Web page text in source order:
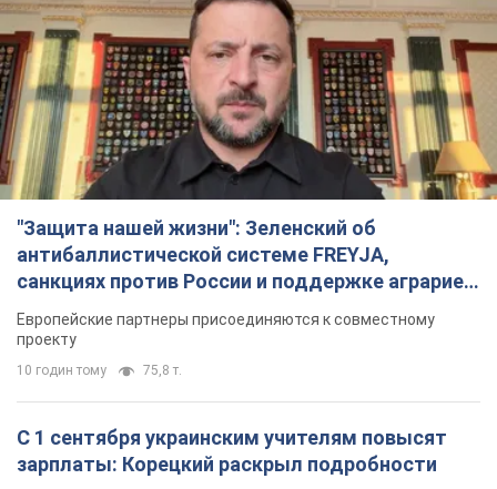
"Защита нашей жизни": Зеленский об
антибаллистической системе FREYJA,
санкциях против России и поддержке аграриев.
Видео
Европейские партнеры присоединяются к совместному
проекту
10 годин тому 75,8 т.
С 1 сентября украинским учителям повысят
зарплаты: Корецкий раскрыл подробности